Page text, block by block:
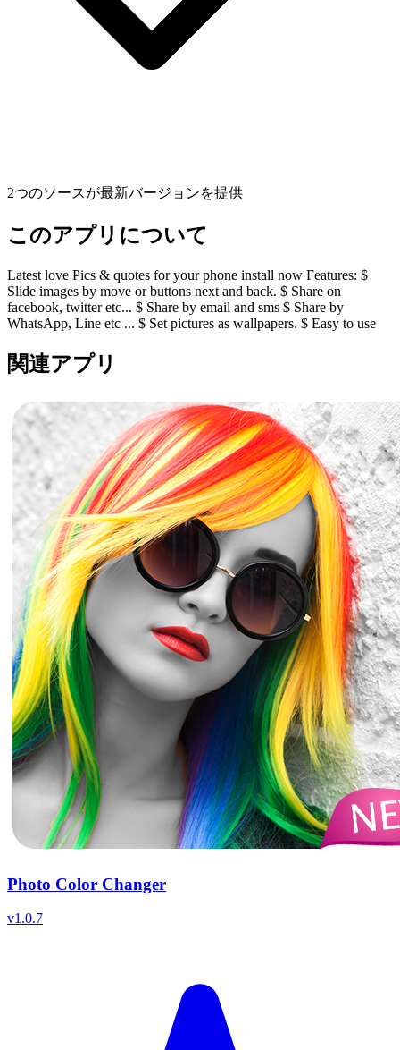
2つのソースが最新バージョンを提供
このアプリについて
Latest love Pics & quotes for your phone install now Features: $
Slide images by move or buttons next and back. $ Share on
facebook, twitter etc... $ Share by email and sms $ Share by
WhatsApp, Line etc ... $ Set pictures as wallpapers. $ Easy to use
関連アプリ
Photo Color Changer
v1.0.7